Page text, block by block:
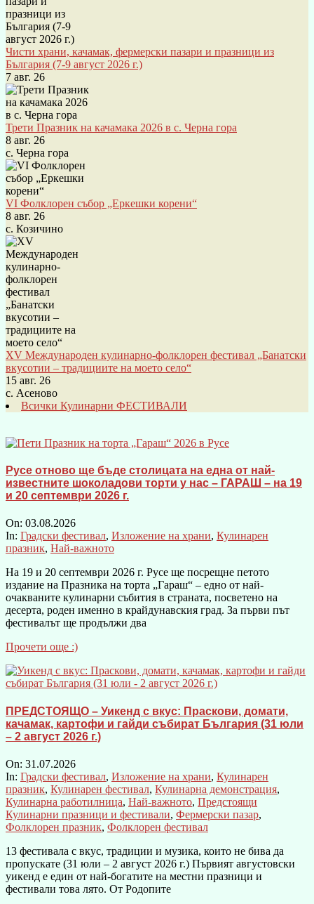
Чисти храни, качамак, фермерски пазари и празници из
България (7-9 август 2026 г.)
7 авг. 26
Трети Празник на качамака 2026 в с. Черна гора
8 авг. 26
с. Черна гора
VI Фолклорен събор „Еркешки корени“
8 авг. 26
с. Козичино
XV Международен кулинарно-фолклорен фестивал „Банатски
вкусотии – традициите на моето село“
15 авг. 26
с. Асеново
Всички Кулинарни ФЕСТИВАЛИ
Русе отново ще бъде столицата на една от най-
известните шоколадови торти у нас – ГАРАШ – на 19
и 20 септември 2026 г.
On: 03.08.2026
In: Градски фестивал, Изложение на храни, Кулинарен
празник, Най-важното
На 19 и 20 септември 2026 г. Русе ще посрещне петото
издание на Празника на торта „Гараш“ – едно от най-
очакваните кулинарни събития в страната, посветено на
десерта, роден именно в крайдунавския град. За първи път
фестивалът ще продължи два
Прочети още :)
ПРЕДСТОЯЩО – Уикенд с вкус: Праскови, домати,
качамак, картофи и гайди събират България (31 юли
– 2 август 2026 г.)
On: 31.07.2026
In: Градски фестивал, Изложение на храни, Кулинарен
празник, Кулинарен фестивал, Кулинарна демонстрация,
Кулинарна работилница, Най-важното, Предстоящи
Кулинарни празници и фестивали, Фермерски пазар,
Фолклорен празник, Фолклорен фестивал
13 фестивала с вкус, традиции и музика, които не бива да
пропускате (31 юли – 2 август 2026 г.) Първият августовски
уикенд е един от най-богатите на местни празници и
фестивали това лято. От Родопите